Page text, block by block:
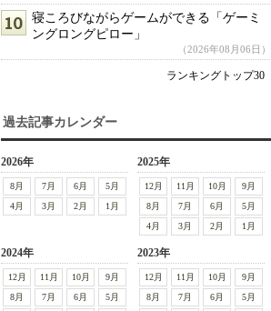
寝ころびながらゲームができる「ゲーミ
ングロングピロー」
（2026年08月06日）
ランキングトップ30
過去記事カレンダー
2026年
8月 7月 6月
5月
4月
3月 2月 1月
2025年
12月 11月 10月
9月
8月
7月 6月
5月
4月
3月 2月 1月
2024年
12月 11月 10月
9月
8月
7月 6月
5月
2023年
12月 11月 10月
9月
8月
7月 6月
5月